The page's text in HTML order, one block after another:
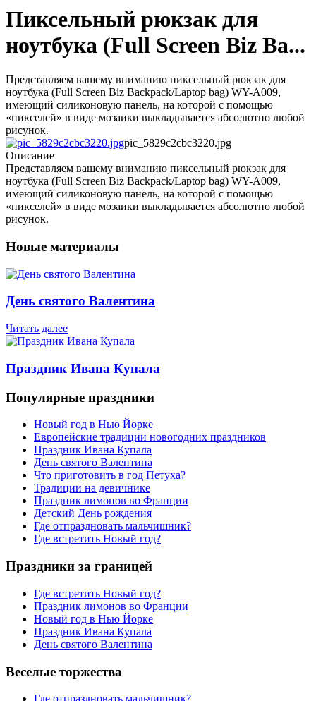
Пиксельный рюкзак для
ноутбука (Full Screen Biz Ba...
Представляем вашему вниманию пиксельный рюкзак для
ноутбука (Full Screen Biz Backpack/Laptop bag) WY-A009,
имеющий силиконовую панель, на которой с помощью
«пикселей» в виде мозаики выкладывается абсолютно любой
рисунок.
pic_5829c2cbc3220.jpg
Описание
Представляем вашему вниманию пиксельный рюкзак для
ноутбука (Full Screen Biz Backpack/Laptop bag) WY-A009,
имеющий силиконовую панель, на которой с помощью
«пикселей» в виде мозаики выкладывается абсолютно любой
рисунок.
Новые материалы
День святого Валентина
Читать далее
Праздник Ивана Купала
Популярные праздники
Новый год в Нью Йорке
Европейские традиции новогодних праздников
Праздник Ивана Купала
День святого Валентина
Что приготовить в год Петуха?
Традиции на девичнике
Праздник лимонов во Франции
Детский День рождения
Где отпраздновать мальчишник?
Где встретить Новый год?
Праздники за границей
Где встретить Новый год?
Праздник лимонов во Франции
Новый год в Нью Йорке
Праздник Ивана Купала
День святого Валентина
Веселые торжества